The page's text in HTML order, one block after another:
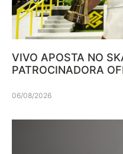
VIVO APOSTA NO
PATROCINADORA
06/08/2026